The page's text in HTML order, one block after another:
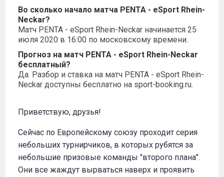
Во сколько начало матча PENTA - eSport Rhein-
Neckar?
Матч PENTA - eSport Rhein-Neckar начинается 25
июля 2020 в 16:00 по московскому времени.
Прогноз на матч PENTA - eSport Rhein-Neckar
бесплатный?
Да. Разбор и ставка на матч PENTA - eSport Rhein-
Neckar доступны бесплатно на sport-booking.ru.
Приветствую, друзья!
Сейчас по Европейскому союзу проходит серия
небольших турнирчиков, в которых рубятся за
небольшие призовые команды "второго плана".
Они все жаждут вырваться наверх и проявить